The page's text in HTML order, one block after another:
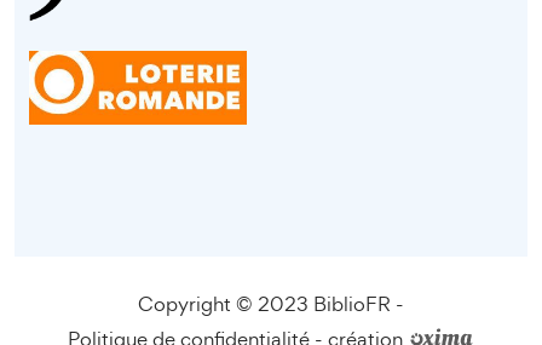
Copyright © 2023 BiblioFR -
Politique de confidentialité- création